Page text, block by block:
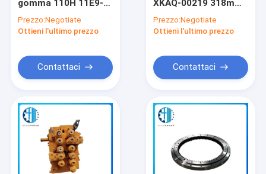
gomma 110H 11E9-
ricambio per
escavatore Hyundai
Prezzo:Negotiate
Ottieni l'ultimo prezzo
Contattaci
XKAQ-00219 318mm
escavatore Hyundai
R210-7 R210-5 R210-
Prezzo:Negotiate
Ottieni l'ultimo prezzo
Contattaci